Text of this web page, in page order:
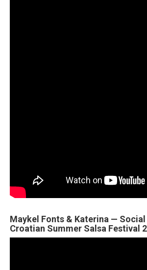
Maykel Fonts & Katerina —
Croatian Summer Salsa Festival